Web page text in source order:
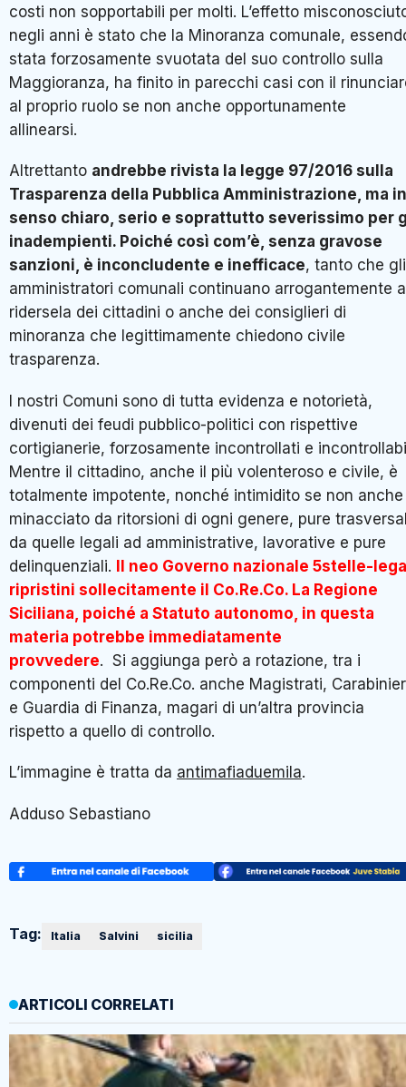
costi non sopportabili per molti. L’effetto
negli anni è stato che la Minoranza comunale,
stata forzosamente svuotata del suo controllo sulla
Maggioranza, ha finito in parecchi casi con il
al proprio ruolo se non anche opportunamente
allinearsi.
Altrettanto andrebbe rivista la legge 97/2016 sulla
Trasparenza della Pubblica Amministrazione, ma in
senso chiaro, serio e soprattutto severissimo per
inadempienti. Poiché così com’è, senza gravose
sanzioni, è inconcludente e inefficace, tanto che gli
amministratori comunali continuano arrogantemente a
ridersela dei cittadini o anche dei consiglieri di
minoranza che legittimamente chiedono civile
trasparenza.
I nostri Comuni sono di tutta evidenza e notorietà,
divenuti dei feudi pubblico-politici con rispettive
cortigianerie, forzosamente incontrollati e
Mentre il cittadino, anche il più volenteroso e civile, è
totalmente impotente, nonché intimidito se non anche
minacciato da ritorsioni di ogni genere, pure
da quelle legali ad amministrative, lavorative e pure
delinquenziali. Il neo Governo nazionale 5stelle-lega
ripristini sollecitamente il Co.Re.Co. La Regione
Siciliana, poiché a Statuto autonomo, in questa
materia potrebbe immediatamente
provvedere. Si aggiunga però a rotazione, tra i
componenti del Co.Re.Co. anche Magistrati,
e Guardia di Finanza, magari di un’altra provincia
rispetto a quello di controllo.
L’immagine è tratta da antimafiaduemila.
Adduso Sebastiano
Tag: Italia Salvini sicilia
ARTICOLI CORRELATI